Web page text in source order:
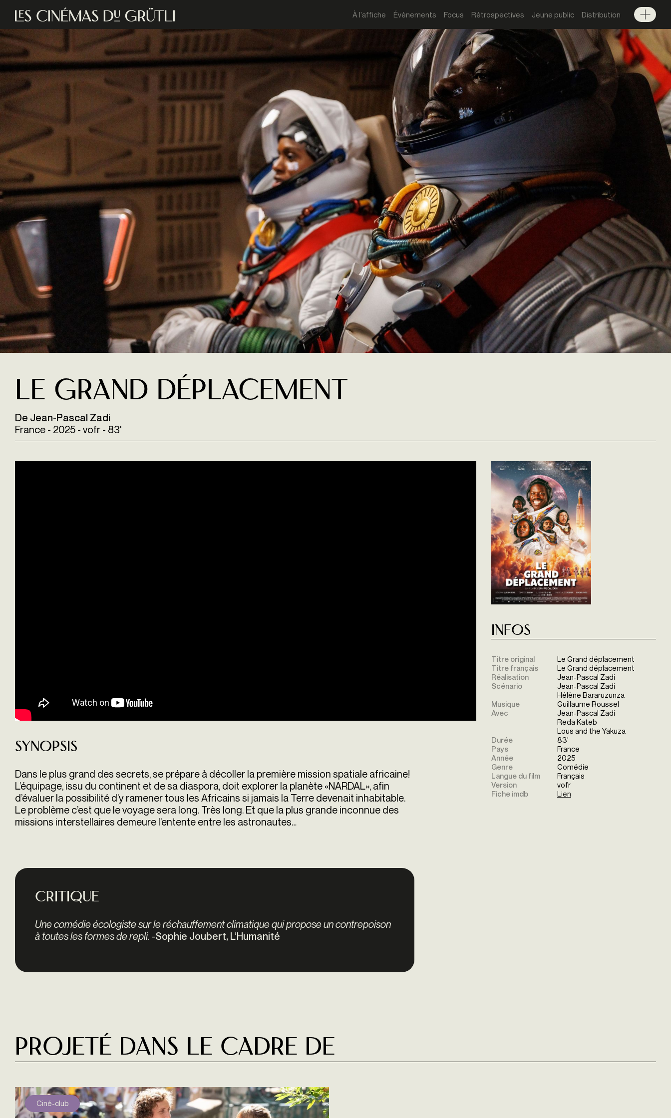
Aller au contenu principal
À l'affiche Évènements Focus Rétrospectives Jeune public Distribution
Menu
Le Grand Déplacement
De Jean-Pascal Zadi
France - 2025 - vofr - 83'
Synopsis
Dans le plus grand des secrets, se prépare à décoller la première mission spatiale africaine!
L’équipage, issu du continent et de sa diaspora, doit explorer la planète «NARDAL», afin
d’évaluer la possibilité d’y ramener tous les Africains si jamais la Terre devenait inhabitable.
Le problème c’est que le voyage sera long. Très long. Et que la plus grande inconnue des
missions interstellaires demeure l’entente entre les astronautes…
Critique
Une comédie écologiste sur le réchauffement climatique qui propose un contrepoison
à toutes les formes de repli. -Sophie Joubert, L’Humanité
Infos
Titre original
Le Grand déplacement
Titre français
Le Grand déplacement
Réalisation
Jean-Pascal Zadi
Scénario
Jean-Pascal Zadi
Hélène Bararuzunza
Musique
Guillaume Roussel
Avec
Jean-Pascal Zadi
Reda Kateb
Lous and the Yakuza
Durée
83'
Pays
France
Année
2025
Genre
Comédie
Langue du film
Français
Version
vofr
Fiche imdb
Lien
Projeté dans le cadre de
Ciné-club